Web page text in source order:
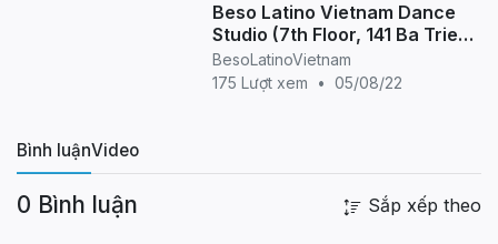
Beso Latino Vietnam Dance
Studio (7th Floor, 141 Ba Trieu
Str, Hanoi) - Student Demo
Bachata Sensual
BesoLatinoVietnam
175 Lượt xem
• 05/08/22
Bình luậnVideo
0 Bình luận Sắp xếp theo